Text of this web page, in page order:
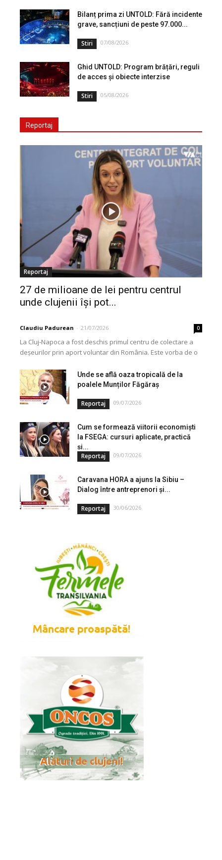
Bilanț prima zi UNTOLD: Fără incidente
grave, sancțiuni de peste 97.000...
Stiri 07/08/2026
Ghid UNTOLD: Program brățări, reguli
de acces și obiecte interzise
Stiri 05/08/2026
Reportaj
Reportaj
27 de milioane de lei pentru centrul
unde clujenii își pot...
Claudiu Padurean - 21/07/2026 0
La Cluj-Napoca a fost deschis primul centru de colectare a
deșeurilor prin aport voluntar din România. Este vorba de o
Unde se află oaza tropicală de la
poalele Munților Făgăraș
Reportaj 09/07/2026
Cum se formează viitorii economiști
la FSEGA: cursuri aplicate, practică
și...
Reportaj 09/07/2026
Caravana HORA a ajuns la Sibiu –
Dialog între antreprenori și...
Reportaj 30/06/2026